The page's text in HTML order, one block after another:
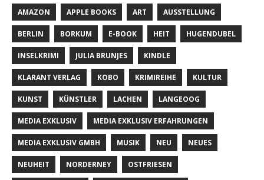
AMAZON APPLE BOOKS ART AUSSTELLUNG
BERLIN BORKUM E-BOOK HEIT HUGENDUBEL
INSELKRIMI JULIA BRUNJES KINDLE
KLARANT VERLAG KOBO KRIMIREIHE KULTUR
KUNST KÜNSTLER LACHEN LANGEOOG
MEDIA EXKLUSIV MEDIA EXKLUSIV ERFAHRUNGEN
MEDIA EXKLUSIV GMBH MUSIK NEU NEUES
NEUHEIT NORDERNEY OSTFRIESEN